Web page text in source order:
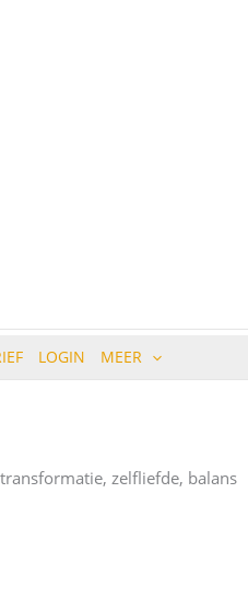
LOGIN MEER
zelfliefde, balans